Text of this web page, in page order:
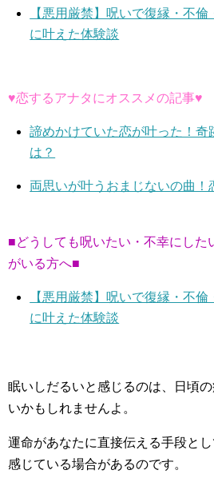
【悪用厳禁】呪いで復縁・不
に叶えた体験談
♥恋するアナタにオススメの記事♥
諦めかけていた恋が叶った！奇
は？
両思いが叶うおまじないの曲！
■どうしても呪いたい・不幸にした
がいる方へ■
【悪用厳禁】呪いで復縁・不
に叶えた体験談
眠いしだるいと感じるのは、日頃
いかもしれませんよ。
運命があなたに直接伝える手段と
感じている場合があるのです。